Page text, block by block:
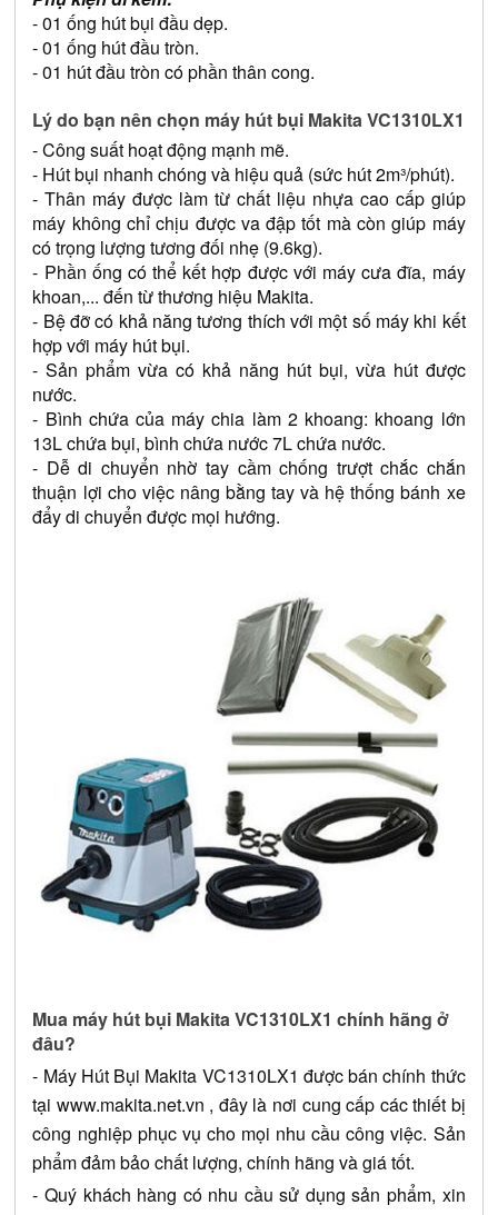
- 01 ống hút bụi đầu dẹp.
- 01 ống hút đầu tròn.
- 01 hút đầu tròn có phần thân cong.
Lý do bạn nên chọn máy hút bụi Makita VC1310LX1
- Công suất hoạt động mạnh mẽ.
- Hút bụi nhanh chóng và hiệu quả (sức hút 2m³/phút).
- Thân máy được làm từ chất liệu nhựa cao cấp giúp
máy không chỉ chịu được va đập tốt mà còn giúp máy
có trọng lượng tương đối nhẹ (9.6kg).
- Phần ống có thể kết hợp được với máy cưa đĩa, máy
khoan,... đến từ thương hiệu Makita.
- Bệ đỡ có khả năng tương thích với một số máy khi kết
hợp với máy hút bụi.
- Sản phẩm vừa có khả năng hút bụi, vừa hút được
nước.
- Bình chứa của máy chia làm 2 khoang: khoang lớn
13L chứa bụi, bình chứa nước 7L chứa nước.
- Dễ di chuyển nhờ tay cầm chống trượt chắc chắn
thuận lợi cho việc nâng bằng tay và hệ thống bánh xe
đẩy di chuyển được mọi hướng.
Mua máy hút bụi Makita VC1310LX1 chính hãng ở
đâu?
- Máy Hút Bụi Makita VC1310LX1 được bán chính thức
tại www.makita.net.vn , đây là nơi cung cấp các thiết bị
công nghiệp phục vụ cho mọi nhu cầu công việc. Sản
phẩm đảm bảo chất lượng, chính hãng và giá tốt.
- Quý khách hàng có nhu cầu sử dụng sản phẩm, xin